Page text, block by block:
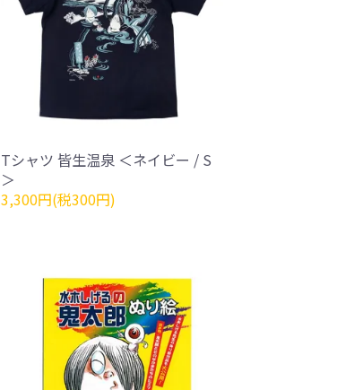
Tシャツ 皆生温泉 ＜ネイビー / S
＞
3,300円(税300円)